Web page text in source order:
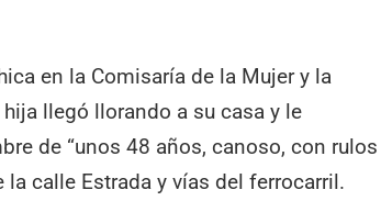
en la Comisaría de la Mujer y la
llegó llorando a su casa y le
de “unos 48 años, canoso, con rulos
calle Estrada y vías del ferrocarril.